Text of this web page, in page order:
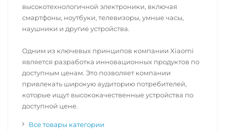
высокотехнологичной электроники, включая
смартфоны, ноутбуки, телевизоры, умные часы,
наушники и другие устройства.
Одним из ключевых принципов компании Xiaomi
является разработка инновационных продуктов по
доступным ценам. Это позволяет компании
привлекать широкую аудиторию потребителей,
которые ищут высококачественные устройства по
доступной цене.
Все товары категории